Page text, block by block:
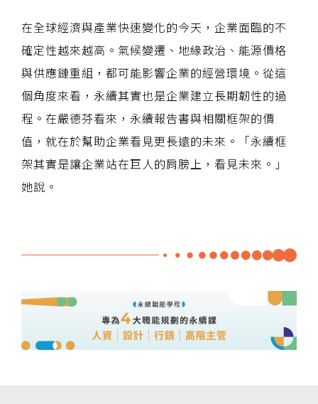
在全球經濟與產業快速變化的今天，企業面臨的不
確定性越來越高。氣候變遷、地緣政治、能源價格
與供應鏈重組，都可能影響企業的經營環境。從這
個角度來看，永續其實也是企業建立長期韌性的過
程。在嚴德芬看來，永續報告書與相關框架的價
值，就在於幫助企業看見更長遠的未來。「永續框
架其實是讓企業站在巨人的肩膀上，看見未來。」
她說。